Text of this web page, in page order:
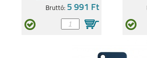
SAMSUNG GALAXY
SAMSUNG GALAXY
Bruttó: 5 991 Ft